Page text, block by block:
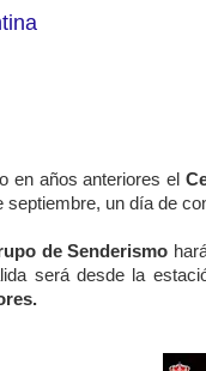
en años anteriores el
septiembre, un día de
de Senderismo
será desde la